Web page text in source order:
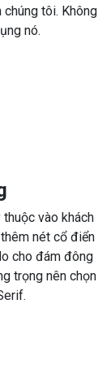
tôi. Không
nó.
vào khách
nét cổ điển
cho đám đông
trọng nên chọn